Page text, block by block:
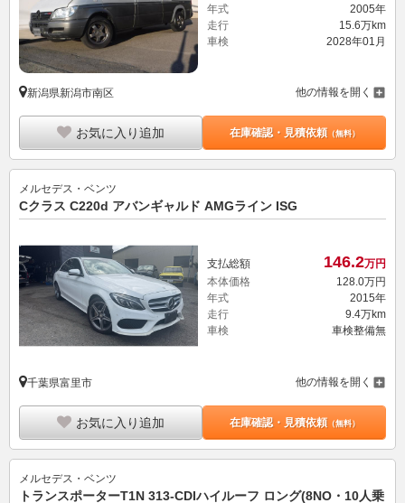
年式
2005年
走行
15.6万km
車検
2028年01月
新潟県新潟市南区 他の情報を開く
お気に入り追加 在庫確認・見積依頼（無料）
メルセデス・ベンツ
Cクラス C220d アバンギャルド AMGライン ISG
支払総額 146.2万円
本体価格
128.0万円
年式
2015年
走行
9.4万km
車検
車検整備無
千葉県富里市 他の情報を開く
お気に入り追加 在庫確認・見積依頼（無料）
メルセデス・ベンツ
トランスポーターT1N 313-CDIハイルーフ ロング(8NO・10人乗